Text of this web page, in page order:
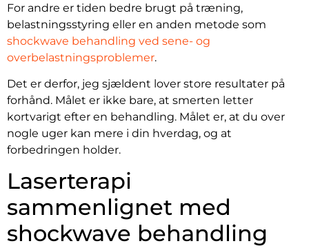
For andre er tiden bedre brugt på træning,
belastningsstyring eller en anden metode som
shockwave behandling ved sene- og
overbelastningsproblemer.
Det er derfor, jeg sjældent lover store resultater på
forhånd. Målet er ikke bare, at smerten letter
kortvarigt efter en behandling. Målet er, at du over
nogle uger kan mere i din hverdag, og at
forbedringen holder.
Laserterapi
sammenlignet med
shockwave behandling